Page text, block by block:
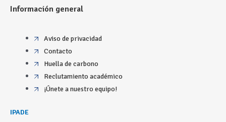
Información general
Aviso de privacidad
Contacto
Huella de carbono
Reclutamiento académico
¡Únete a nuestro equipo!
IPADE